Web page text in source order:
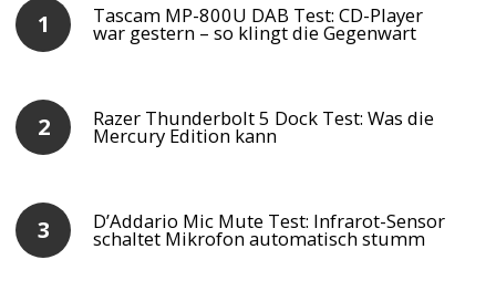
Tascam MP-800U DAB Test: CD-Player
war gestern – so klingt die Gegenwart
Razer Thunderbolt 5 Dock Test: Was die
Mercury Edition kann
D’Addario Mic Mute Test: Infrarot-Sensor
schaltet Mikrofon automatisch stumm